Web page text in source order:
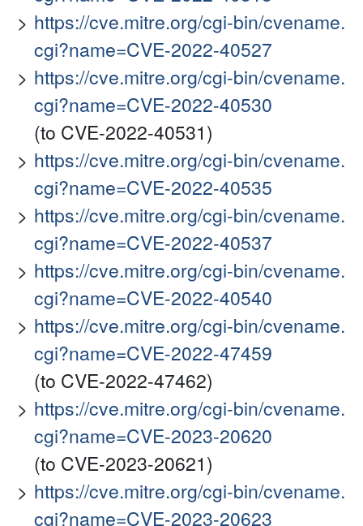
https://cve.mitre.org/cgi-bin/cvename.
cgi?name=CVE-2022-40527
https://cve.mitre.org/cgi-bin/cvename.
cgi?name=CVE-2022-40530
(to CVE-2022-40531)
https://cve.mitre.org/cgi-bin/cvename.
cgi?name=CVE-2022-40535
https://cve.mitre.org/cgi-bin/cvename.
cgi?name=CVE-2022-40537
https://cve.mitre.org/cgi-bin/cvename.
cgi?name=CVE-2022-40540
https://cve.mitre.org/cgi-bin/cvename.
cgi?name=CVE-2022-47459
(to CVE-2022-47462)
https://cve.mitre.org/cgi-bin/cvename.
cgi?name=CVE-2023-20620
(to CVE-2023-20621)
https://cve.mitre.org/cgi-bin/cvename.
cgi?name=CVE-2023-20623